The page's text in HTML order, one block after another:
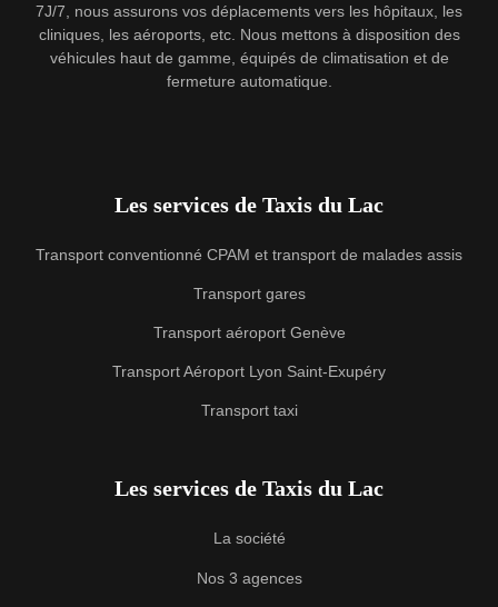
7J/7, nous assurons vos déplacements vers les hôpitaux, les
cliniques, les aéroports, etc. Nous mettons à disposition des
véhicules haut de gamme, équipés de climatisation et de
fermeture automatique.
Les services de Taxis du Lac
Transport conventionné CPAM et transport de malades assis
Transport gares
Transport aéroport Genève
Transport Aéroport Lyon Saint-Exupéry
Transport taxi
Les services de Taxis du Lac
La société
Nos 3 agences